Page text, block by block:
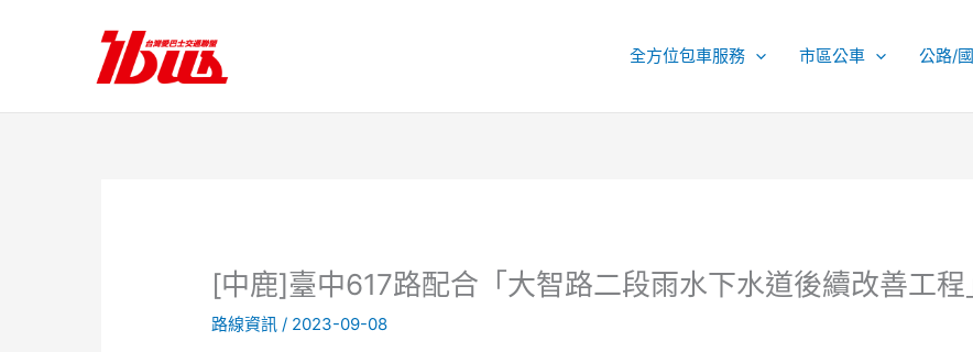
內
全方位包車服務 市區公車 公路/
[中鹿]臺中617路配合「大智路二段雨水下水道後續改善工
路線資訊 / 2023-09-08